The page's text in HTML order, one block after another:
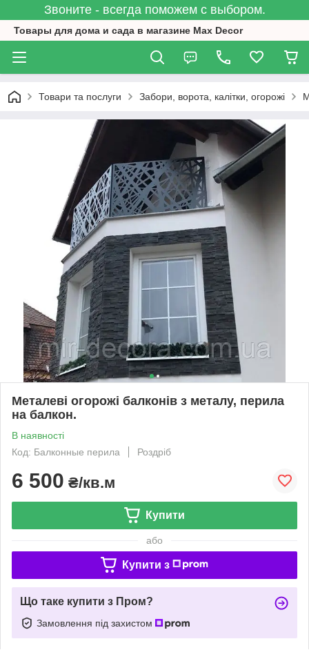
Звоните - всегда поможем с выбором.
Товары для дома и сада в магазине Max Decor
Товари та послуги Забори, ворота, калітки, огорожі
Металеві огорожі балконів з металу, перила
на балкон.
В наявності
Код: Балконные перила
Роздріб
6 500 ₴/кв.м
Купити
або
Купити з
Що таке купити з Пром?
Замовлення під захистом